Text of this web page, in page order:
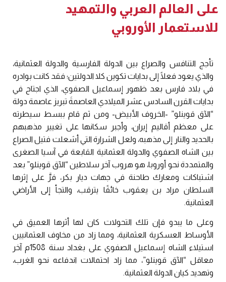
على العالم العربي والتمهيد
للاستعمار الأوروبي
تأجج التنافس والصراع بين الدولة الفارسية والدولة العثمانية،
والذي يعود فعلًا إلى بدايات تكوين كلا الدولتين؛ فقد كانت بوادره
في بلاد فارس بعد ظهور إسماعيل الصفوي، الذي اجتاح في
بدايات القرن السادس عشر الميلادي العاصمةَ تبريز عاصمة دولة
“الآق قوينلو” -الخروف الأبيض- ومن ثم قام ببسط سيطرته
على معظم أقاليم إيران، وأجبر سكانها على تغيير مذهبهم
بالحديد والنار إلى مذهبه، ولعل الشرارة التي أشعلت فتيل الصراع
بين الشاه الصفوي والدولة العثمانية القابعة في آسيا الصغرى
والمتمددة نحو أوروبا، هو هروب آخر سلاطين “الآق قوينلو” بعد
اشتباكات ومعارك طاحنة في جهات ديار بكر، فرَّ على إثرها
السلطان مراد بن يعقوب خائفًا يترقب، والتجأ إلى الأراضي
العثمانية.
وعلى ما يبدو فإن تلك التحولات كان لها أثرها العميق في
الأوساط العسكرية العثمانية، ومما زاد من مخاوف العثمانيين
استيلاء الشاه إسماعيل الصفوي على بغداد سنة 1508م آخر
معاقل “الآق قوينلو”، مما زاد احتمالات اندفاعه نحو الغرب،
وتهديد كيان الدولة العثمانية.